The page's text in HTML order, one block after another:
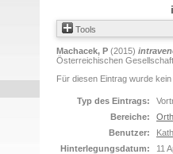
Tools
Machacek, P (2015)
Österreichischen
Für diesen Eintrag wurde
Typ des Eintrags:
Bereiche:
Benutzer:
Hinterlegungsdatum:
11